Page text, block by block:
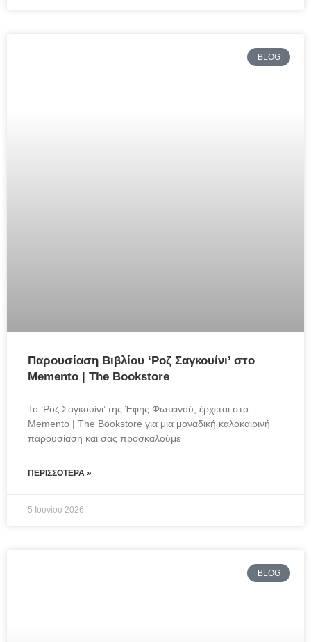
BLOG
Παρουσίαση Βιβλίου ‘Ροζ Σαγκουίνι’ στο
Memento | The Bookstore
Το ‘Ροζ Σαγκουίνι’ της Έφης Φωτεινού, έρχεται στο
Memento | The Bookstore για μια μοναδική καλοκαιρινή
παρουσίαση και σας προσκαλούμε
ΠΕΡΙΣΣΌΤΕΡΑ »
5 Ιουνίου 2026
BLOG